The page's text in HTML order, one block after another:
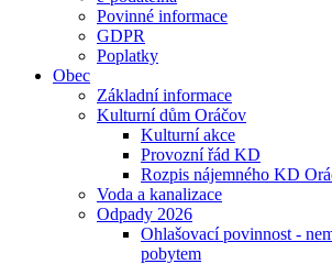
Povinné informace
GDPR
Poplatky
Obec
Základní informace
Kulturní dům Oráčov
Kulturní akce
Provozní řád KD
Rozpis nájemného KD
Voda a kanalizace
Odpady 2026
Ohlašovací povinnost -
pobytem